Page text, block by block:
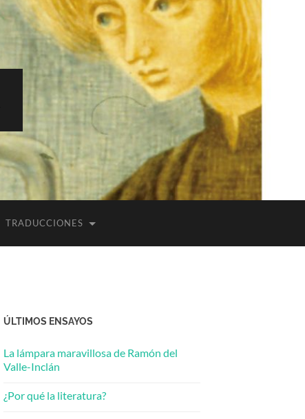
TRADUCCIONES
ÚLTIMOS ENSAYOS
La lámpara maravillosa de Ramón del
Valle-Inclán
¿Por qué la literatura?